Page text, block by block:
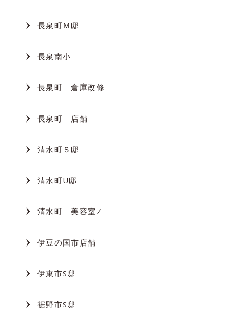
長泉町Ｍ邸
長泉南小
長泉町 倉庫改修
長泉町 店舗
清水町Ｓ邸
清水町U邸
清水町 美容室Z
伊豆の国市店舗
伊東市S邸
裾野市S邸